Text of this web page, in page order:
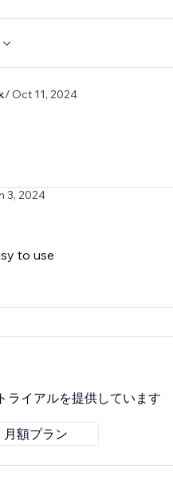
/ Oct 11, 2024
3, 2024
to use
ライアルを提供しています
月額プラン